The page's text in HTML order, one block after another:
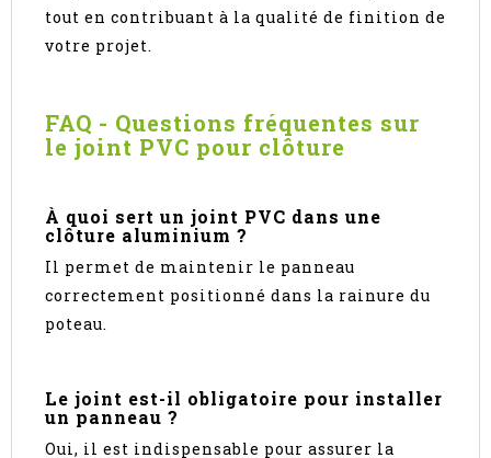
tout en contribuant à la qualité de finition de
votre projet.
FAQ - Questions fréquentes sur
le joint PVC pour clôture
À quoi sert un joint PVC dans une
clôture aluminium ?
Il permet de maintenir le panneau
correctement positionné dans la rainure du
poteau.
Le joint est-il obligatoire pour installer
un panneau ?
Oui, il est indispensable pour assurer la